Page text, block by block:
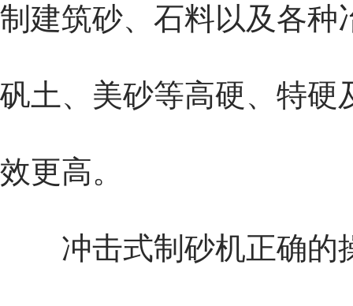
制建筑砂、石料以及各种
矾土、美砂等高硬、特硬
效更高。
冲击式制砂机正确的